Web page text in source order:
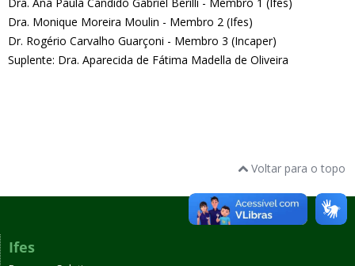
Dra. Monique Moreira Moulin - Membro 2 (Ifes)
Dr. Rogério Carvalho Guarçoni - Membro 3 (Incaper)
Suplente: Dra. Aparecida de Fátima Madella de Oliveira
Voltar para o topo
Ifes